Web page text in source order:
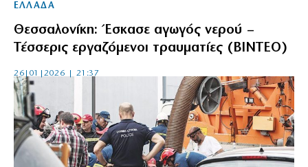
ΕΛΛΑΔΑ
Θεσσαλονίκη: Έσκασε αγωγός νερού –
Τέσσερις εργαζόμενοι τραυματίες (ΒΙΝΤΕΟ)
26|01|2026 | 21:37